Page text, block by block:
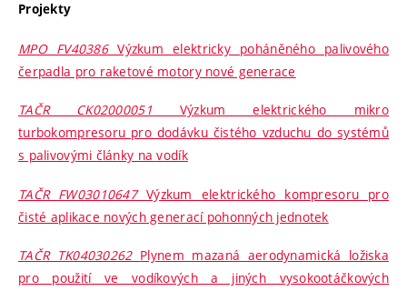
Projekty
MPO FV40386Výzkum elektricky poháněného palivového
čerpadla pro raketové motory nové generace
TAČR CK02000051Výzkum elektrického mikro
turbokompresoru pro dodávku čistého vzduchu do systémů
s palivovými články na vodík
TAČR FW03010647Výzkum elektrického kompresoru pro
čisté aplikace nových generací pohonných jednotek
TAČR TK04030262 Plynem mazaná aerodynamická ložiska
pro použití ve vodíkových a jiných vysokootáčkových